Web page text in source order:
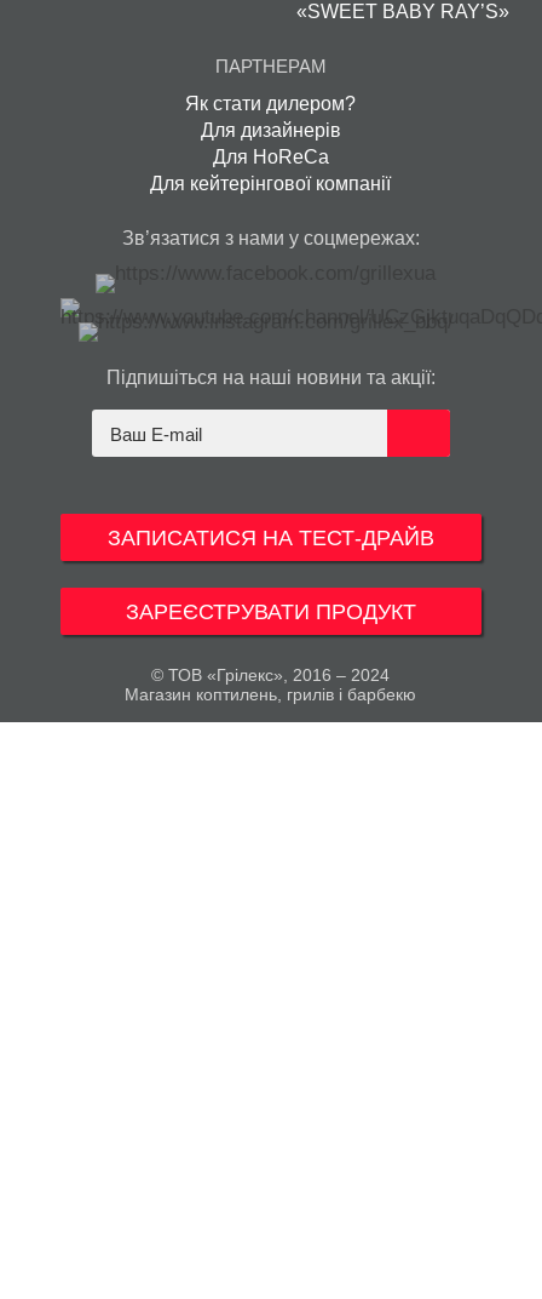
«SWEET BABY RAY’S»
ПАРТНЕРАМ
Як стати дилером?
Для дизайнерів
Для HoReCa
Для кейтерінгової компанії
Зв’язатися з нами у соцмережах:
Підпишіться на наші новини та акції:
ЗАПИСАТИСЯ НА ТЕСТ-ДРАЙВ
ЗАРЕЄСТРУВАТИ ПРОДУКТ
© ТОВ «Грілекс», 2016 – 2024
Магазин коптилень, грилів і барбекю